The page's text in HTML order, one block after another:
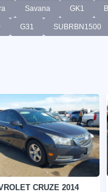
Savana GK1
G31 SUBRBN1500
CRUZE 2014